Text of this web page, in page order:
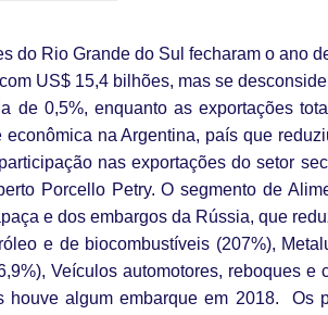
do Rio Grande do Sul fecharam o ano
US$ 15,4 bilhões, mas se
0,5%, enquanto as exportações
na Argentina, país que
nas exportações do setor
Porcello Petry. O segmento de
e dos embargos da Rússia, que
e de biocombustíveis (207%),
Veículos automotores, reboques
algum embarque em 2018. Os